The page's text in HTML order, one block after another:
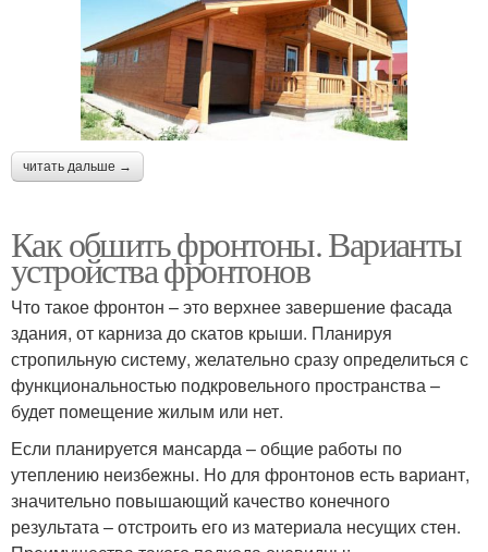
читать дальше →
Как обшить фронтоны. Варианты
устройства фронтонов
Что такое фронтон – это верхнее завершение фасада
здания, от карниза до скатов крыши. Планируя
стропильную систему, желательно сразу определиться с
функциональностью подкровельного пространства –
будет помещение жилым или нет.
Если планируется мансарда – общие работы по
утеплению неизбежны. Но для фронтонов есть вариант,
значительно повышающий качество конечного
результата – отстроить его из материала несущих стен.